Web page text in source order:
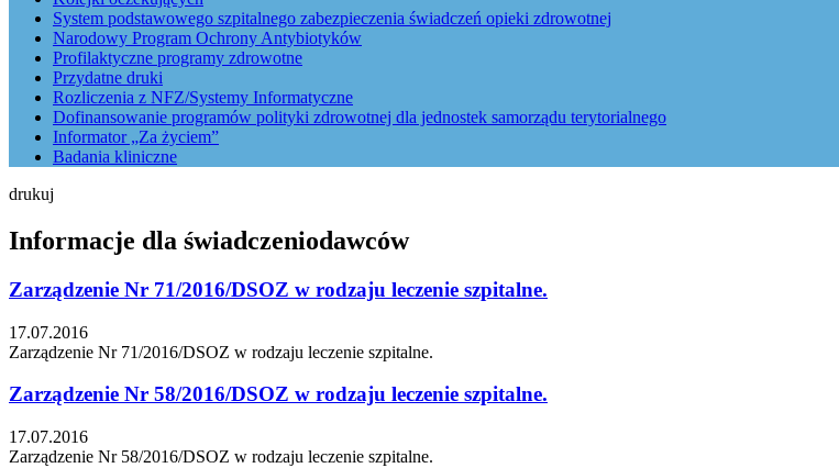
System podstawowego szpitalnego zabezpieczenia świadczeń opieki zdrowotnej
Narodowy Program Ochrony Antybiotyków
Profilaktyczne programy zdrowotne
Przydatne druki
Rozliczenia z NFZ/Systemy Informatyczne
Dofinansowanie programów polityki zdrowotnej dla jednostek samorządu terytorialnego
Informator „Za życiem”
Badania kliniczne
drukuj
Informacje dla świadczeniodawców
Zarządzenie Nr 71/2016/DSOZ w rodzaju leczenie szpitalne.
17.07.2016
Zarządzenie Nr 71/2016/DSOZ w rodzaju leczenie szpitalne.
Zarządzenie Nr 58/2016/DSOZ w rodzaju leczenie szpitalne.
17.07.2016
Zarządzenie Nr 58/2016/DSOZ w rodzaju leczenie szpitalne.